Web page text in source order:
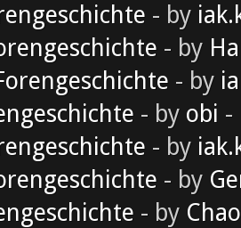
- by
- by
- by
- by obi -
- by
- by
- by